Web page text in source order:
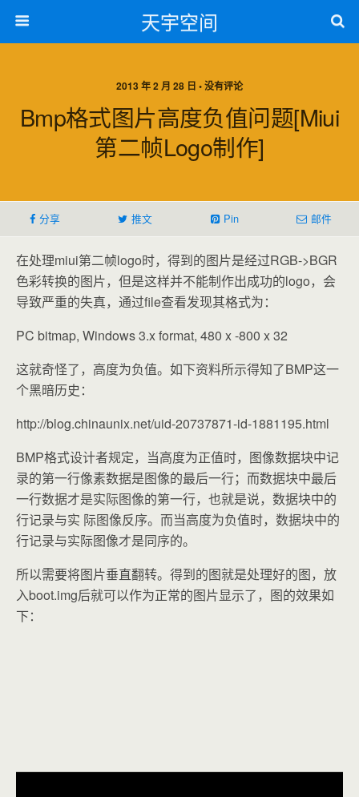
天宇空间
2013 年 2 月 28 日 • 没有评论
Bmp格式图片高度负值问题[miui
第二帧logo制作]
分享 推文 Pin 邮件
在处理miui第二帧logo时，得到的图片是经过RGB->BGR
色彩转换的图片，但是这样并不能制作出成功的logo，会
导致严重的失真，通过file查看发现其格式为：
PC bitmap, Windows 3.x format, 480 x -800 x 32
这就奇怪了，高度为负值。如下资料所示得知了BMP这一
个黑暗历史：
http://blog.chinaunix.net/uid-20737871-id-1881195.html
BMP格式设计者规定，当高度为正值时，图像数据块中记
录的第一行像素数据是图像的最后一行；而数据块中最后
一行数据才是实际图像的第一行，也就是说，数据块中的
行记录与实 际图像反序。而当高度为负值时，数据块中的
行记录与实际图像才是同序的。
所以需要将图片垂直翻转。得到的图就是处理好的图，放
入boot.img后就可以作为正常的图片显示了，图的效果如
下：